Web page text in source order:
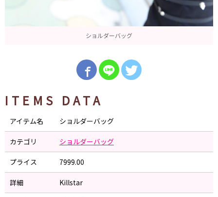
ショルダーバッグ
ITEMS DATA
アイテム名 ショルダーバッグ
カテゴリ ショルダーバッグ
プライス 7999.00
詳細 Killstar